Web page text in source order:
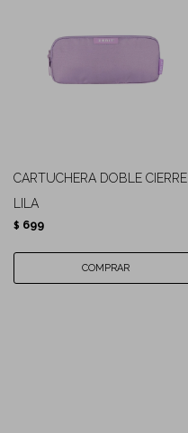
CARTUCHERA DOBLE CIERRE
LILA
$ 699